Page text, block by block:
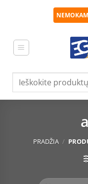
Ieškoti:
PRADŽIA /